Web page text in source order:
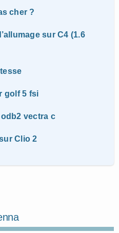
cher ?
sur C4 (1.6
golf 5 fsi
vectra c
Clio 2